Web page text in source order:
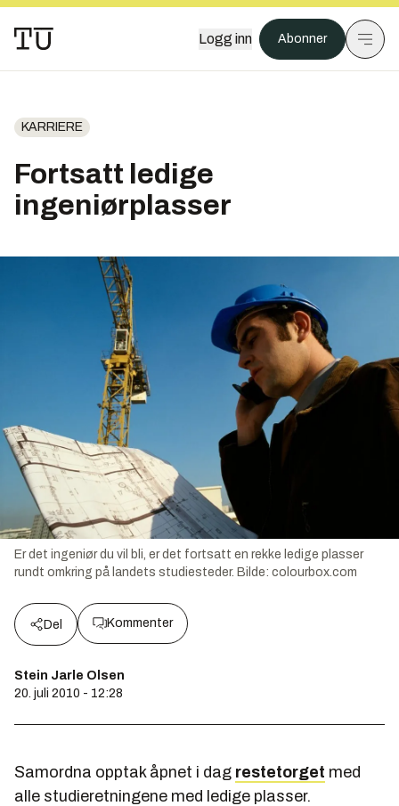
Logg inn Abonner
KARRIERE
Fortsatt ledige
ingeniørplasser
Er det ingeniør du vil bli, er det fortsatt en rekke ledige plasser
rundt omkring på landets studiesteder. Bilde: colourbox.com
Del Kommenter
Stein Jarle Olsen
20. juli 2010 - 12:28
Samordna opptak åpnet i dag restetorget med
alle studieretningene med ledige plasser.